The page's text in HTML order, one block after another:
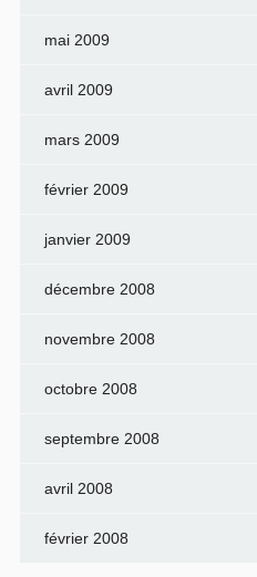
mai 2009
avril 2009
mars 2009
février 2009
janvier 2009
décembre 2008
novembre 2008
octobre 2008
septembre 2008
avril 2008
février 2008